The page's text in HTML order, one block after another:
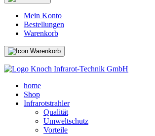
Mein Konto
Bestellungen
Warenkorb
home
Shop
Infrarotstrahler
Qualität
Umweltschutz
Vorteile